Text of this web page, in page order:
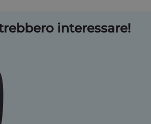
interessare!